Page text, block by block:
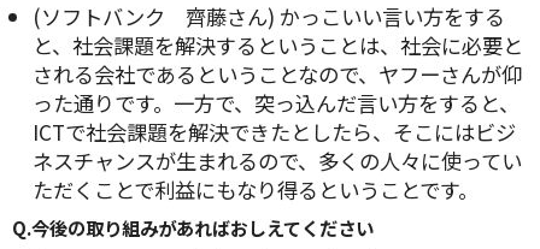
(ソフトバンク 齊藤さん) かっこいい言い方をする
と、社会課題を解決するということは、社会に必要と
される会社であるということなので、ヤフーさんが仰
った通りです。一方で、突っ込んだ言い方をすると、
ICTで社会課題を解決できたとしたら、そこにはビジ
ネスチャンスが生まれるので、多くの人々に使ってい
ただくことで利益にもなり得るということです。
Q.今後の取り組みがあればおしえてください